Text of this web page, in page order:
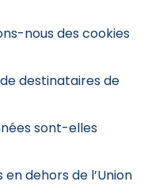
nous des cookies
destinataires de
sont-elles
dehors de l’Union